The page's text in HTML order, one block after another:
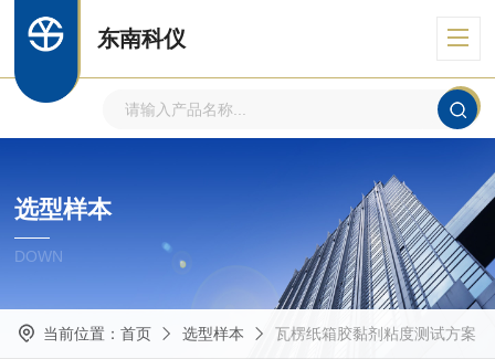
东南科仪
选型样本
DOWN
当前位置： 首页 选型样本 瓦楞纸箱胶黏剂粘度测试方案